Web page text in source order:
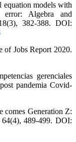
models with
error: Algebra and
382-388. DOI:
of Jobs Report 2020.
gerenciales
pandemia Covid-
Generation Z:
64(4), 489-499. DOI: